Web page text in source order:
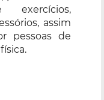
assim
pessoas de